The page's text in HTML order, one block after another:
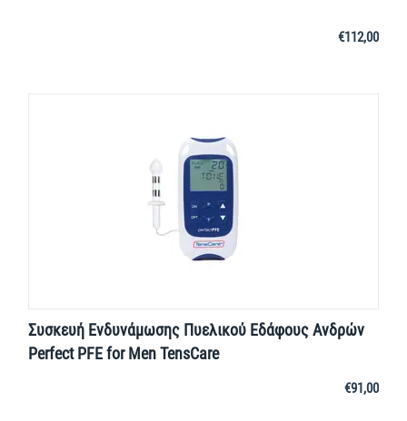
€112,00
Συσκευή Ενδυνάμωσης Πυελικού Εδάφους Ανδρών
Perfect PFE for Men TensCare
€91,00